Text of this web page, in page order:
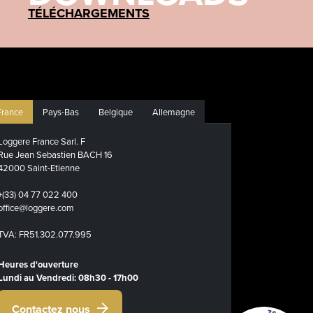
TÉLÉCHARGEMENTS
Pays-Bas Belgique Allemagne
France Sarl. F
Jean Sebastien BACH 16
Saint-Etienne
04 77 022 400
FR51.302.077.995
d'ouverture
au Vendredi: 08h30 - 17h00
Contactez nous